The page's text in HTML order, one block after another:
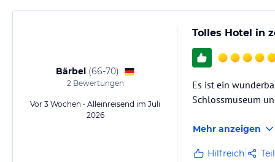
Bärbel (66-70)
2Bewertungen
Vor 3 Wochen • Alleinreisend im Juli
2026
Tolles Hotel in
Es ist ein
Schlossmuseum
Mehr anzeigen
Hilfreich